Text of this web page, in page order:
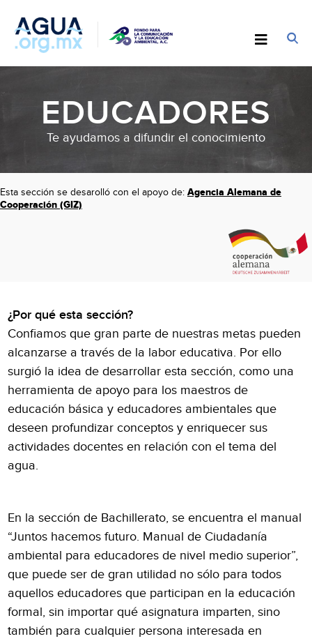
EDUCADORES
Te ayudamos a difundir el conocimiento
Esta sección se desarolló con el apoyo de: Agencia Alemana de
Cooperación (GIZ)
¿Por qué esta sección?
Confiamos que gran parte de nuestras metas pueden
alcanzarse a través de la labor educativa. Por ello
surgió la idea de desarrollar esta sección, como una
herramienta de apoyo para los maestros de
educación básica y educadores ambientales que
deseen profundizar conceptos y enriquecer sus
actividades docentes en relación con el tema del
agua.
En la sección de Bachillerato, se encuentra el manual
“Juntos hacemos futuro. Manual de Ciudadanía
ambiental para educadores de nivel medio superior”,
que puede ser de gran utilidad no sólo para todos
aquellos educadores que participan en la educación
formal, sin importar qué asignatura imparten, sino
también para cualquier persona interesada en